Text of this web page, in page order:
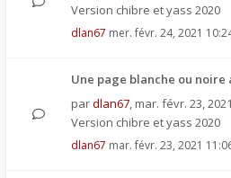
Version chibre et yass 2020
dlan67 mer. févr. 24, 2021
Une page blanche ou
pardlan67, mar. févr. 23,
Version chibre et yass 2020
dlan67 mar. févr. 23, 2021